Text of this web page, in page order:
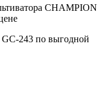
CHAMPION
243 по выгодной